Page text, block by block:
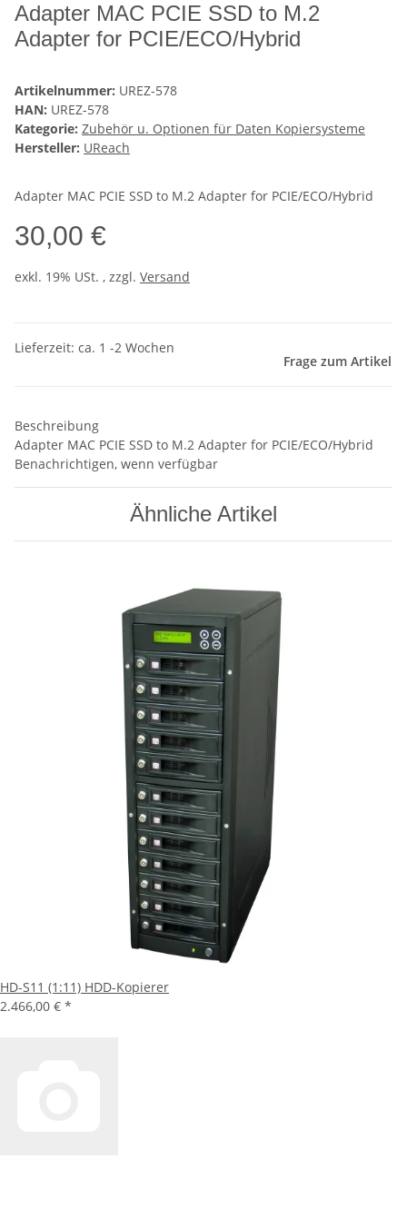
Adapter MAC PCIE SSD to M.2
Adapter for PCIE/ECO/Hybrid
Artikelnummer: UREZ-578
HAN: UREZ-578
Kategorie: Zubehör u. Optionen für Daten Kopiersysteme
Hersteller: UReach
Adapter MAC PCIE SSD to M.2 Adapter for PCIE/ECO/Hybrid
30,00 €
exkl. 19% USt. , zzgl. Versand
Lieferzeit: ca. 1 -2 Wochen
Frage zum Artikel
Beschreibung
Adapter MAC PCIE SSD to M.2 Adapter for PCIE/ECO/Hybrid
Benachrichtigen, wenn verfügbar
Ähnliche Artikel
HD-S11 (1:11) HDD-Kopierer
2.466,00 € *